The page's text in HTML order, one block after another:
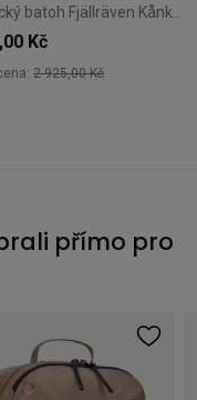
Kč
2 925,00 Kč
přímo pro